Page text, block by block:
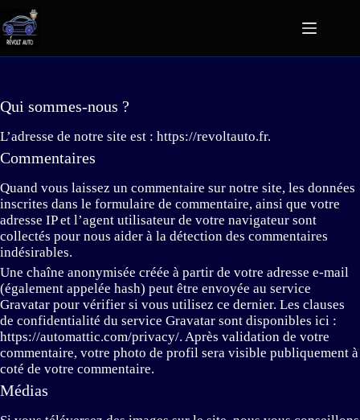
Qui sommes-nous ?
L’adresse de notre site est : https://revoltauto.fr.
Commentaires
Quand vous laissez un commentaire sur notre site, les données
inscrites dans le formulaire de commentaire, ainsi que votre
adresse IP et l’agent utilisateur de votre navigateur sont
collectés pour nous aider à la détection des commentaires
indésirables.
Une chaîne anonymisée créée à partir de votre adresse e-mail
(également appelée hash) peut être envoyée au service
Gravatar pour vérifier si vous utilisez ce dernier. Les clauses
de confidentialité du service Gravatar sont disponibles ici :
https://automattic.com/privacy/. Après validation de votre
commentaire, votre photo de profil sera visible publiquement à
coté de votre commentaire.
Médias